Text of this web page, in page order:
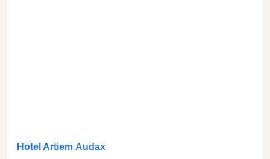
Hotel Artiem Audax